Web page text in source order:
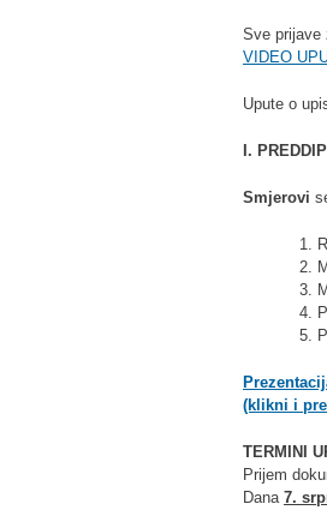
Sve prijave
VIDEO
Upute o
I.
Smjerovi
1.
2.
3.
4.
5.
(klikni i
TERMINI
Prijem
Dana 7.